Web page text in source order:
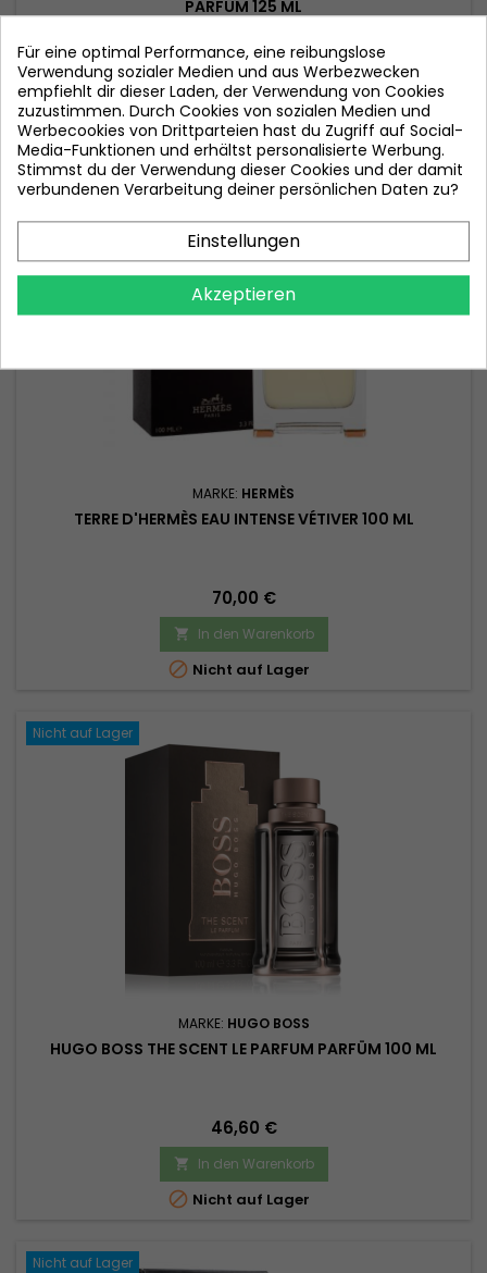
PARFÜM 125 ML
Preis
81,90 €
 In den Warenkorb
Auf Lager
MARKE: HERMÈS
TERRE D'HERMÈS EAU INTENSE VÉTIVER 100 ML
Preis
70,00 €
 In den Warenkorb
 Nicht auf Lager
Nicht auf Lager
MARKE: HUGO BOSS
HUGO BOSS THE SCENT LE PARFUM PARFÜM 100 ML
Preis
46,60 €
 In den Warenkorb
 Nicht auf Lager
Nicht auf Lager
Für eine optimal Performance, eine reibungslose
Verwendung sozialer Medien und aus Werbezwecken
empfiehlt dir dieser Laden, der Verwendung von Cookies
zuzustimmen. Durch Cookies von sozialen Medien und
Werbecookies von Drittparteien hast du Zugriff auf Social-
Media-Funktionen und erhältst personalisierte Werbung.
Stimmst du der Verwendung dieser Cookies und der damit
verbundenen Verarbeitung deiner persönlichen Daten zu?
Einstellungen
Akzeptieren